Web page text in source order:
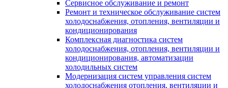
Сервисное обслуживание и ремонт
Ремонт и техническое обслуживание систем
холодоснабжения, отопления, вентиляции и
кондиционирования
Комплексная диагностика систем
холодоснабжения, отопления, вентиляции и
кондиционирования, автоматизации
холодильных систем
Модернизация систем управления систем
холодоснабжения отопления, вентиляции и